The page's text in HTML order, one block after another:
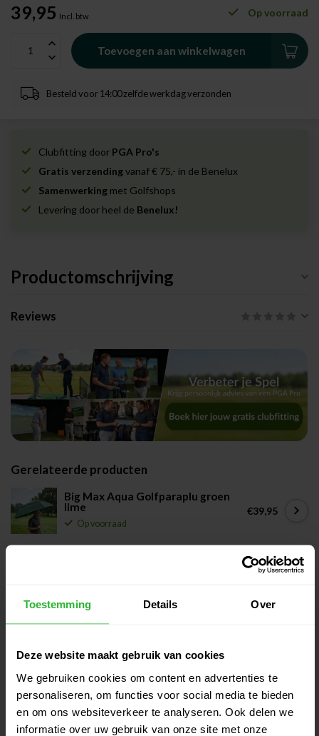
Toestemming Details Over
Deze website maakt gebruik van cookies
We gebruiken cookies om content en advertenties te
personaliseren, om functies voor social media te bieden
en om ons websiteverkeer te analyseren. Ook delen we
informatie over uw gebruik van onze site met onze
39,95 Incl. btw Op voorraad
Toevoegen aan winkelwagen
Besteld voor 14:00 zelfde werkdag verzonden
Clubfitting door PGA Pro's
Gratis verzendingvanaf € 75,- in de Benelux
Samenwerking met Golfshops
Levering door heel de Benelux!
Productomschrijving
Reviews
Gerelateerde producten
Big Max Aqua Golfparaplu groen
lime
Op voorraad
€39,95
Op voorraad
Big Max Aqua UV Golfparaplu
Cobalt
Niet op voorraad
€45,00